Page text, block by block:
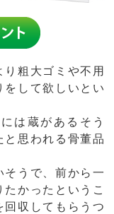
粗大ゴミや不用
して欲しいとい
は蔵があるそう
と思われる骨董品
うで、前から一
かったというこ
回収してもらうつ